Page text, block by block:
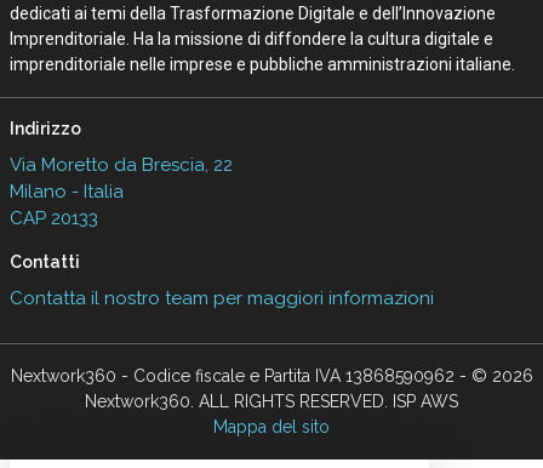
dedicati ai temi della Trasformazione Digitale e dell’Innovazione
Imprenditoriale. Ha la missione di diffondere la cultura digitale e
imprenditoriale nelle imprese e pubbliche amministrazioni italiane.
Indirizzo
Via Moretto da Brescia, 22
Milano - Italia
CAP 20133
Contatti
Contatta il nostro team per maggiori informazioni
Nextwork360 - Codice fiscale e Partita IVA 13868590962 - © 2026
Nextwork360. ALL RIGHTS RESERVED. ISP AWS
Mappa del sito